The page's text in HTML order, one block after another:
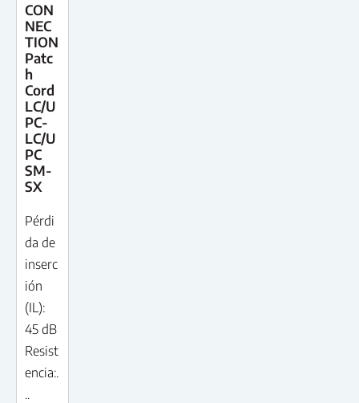
CON
NEC
TION
Patc
h
Cord
LC/U
PC-
LC/U
PC
SM-
SX
Pérdi
da de
inserc
ión
(IL):
45 dB
Resist
encia:.
..